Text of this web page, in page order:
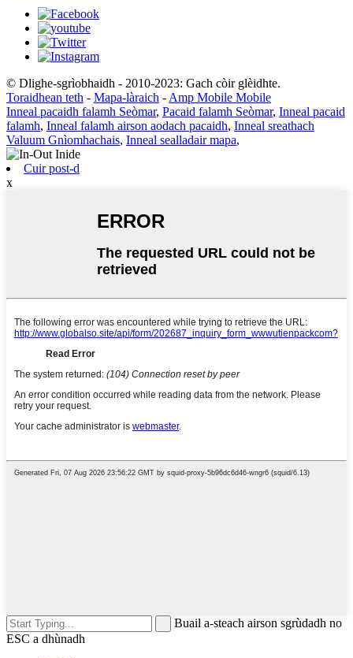
© Dlighe-sgrìobhaidh - 2010-2023: Gach còir glèidhte.
Toraidhean teth - Mapa-làraich - Amp Mobile Mobile
Inneal pacaidh falamh Seòmar, Pacaid falamh Seòmar, Inneal pacaid
falamh, Inneal falamh airson aodach pacaidh, Inneal sreathach
Valuum Gnìomhachais, Inneal sealladair mapa,
Cuir post-d
x
Buail a-steach airson sgrùdadh no
ESC a dhùnadh